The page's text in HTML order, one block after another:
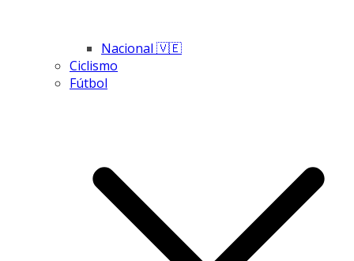
Nacional 🇻🇪
Ciclismo
Fútbol